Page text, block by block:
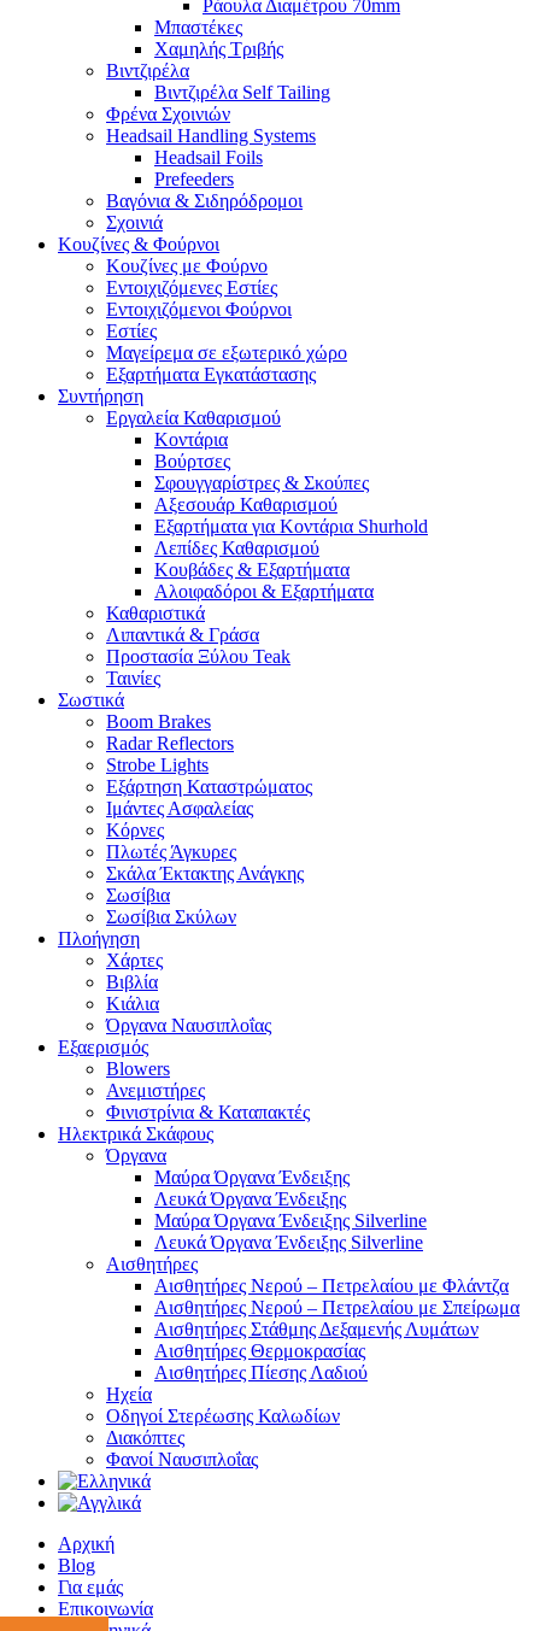
Ράουλα Διαμέτρου 70mm
Μπαστέκες
Χαμηλής Τριβής
Βιντζιρέλα
Βιντζιρέλα Self Tailing
Φρένα Σχοινιών
Headsail Handling Systems
Headsail Foils
Prefeeders
Βαγόνια & Σιδηρόδρομοι
Σχοινιά
Κουζίνες & Φούρνοι
Κουζίνες με Φούρνο
Εντοιχιζόμενες Εστίες
Εντοιχιζόμενοι Φούρνοι
Εστίες
Μαγείρεμα σε εξωτερικό χώρο
Εξαρτήματα Εγκατάστασης
Συντήρηση
Εργαλεία Καθαρισμού
Κοντάρια
Βούρτσες
Σφουγγαρίστρες & Σκούπες
Αξεσουάρ Καθαρισμού
Εξαρτήματα για Κοντάρια Shurhold
Λεπίδες Καθαρισμού
Κουβάδες & Εξαρτήματα
Αλοιφαδόροι & Εξαρτήματα
Καθαριστικά
Λιπαντικά & Γράσα
Προστασία Ξύλου Teak
Ταινίες
Σωστικά
Boom Brakes
Radar Reflectors
Strobe Lights
Εξάρτηση Καταστρώματος
Ιμάντες Ασφαλείας
Κόρνες
Πλωτές Άγκυρες
Σκάλα Έκτακτης Ανάγκης
Σωσίβια
Σωσίβια Σκύλων
Πλοήγηση
Χάρτες
Βιβλία
Κιάλια
Όργανα Ναυσιπλοΐας
Εξαερισμός
Blowers
Ανεμιστήρες
Φινιστρίνια & Καταπακτές
Ηλεκτρικά Σκάφους
Όργανα
Μαύρα Όργανα Ένδειξης
Λευκά Όργανα Ένδειξης
Μαύρα Όργανα Ένδειξης Silverline
Λευκά Όργανα Ένδειξης Silverline
Αισθητήρες
Αισθητήρες Νερού – Πετρελαίου με Φλάντζα
Αισθητήρες Νερού – Πετρελαίου με Σπείρωμα
Αισθητήρες Στάθμης Δεξαμενής Λυμάτων
Αισθητήρες Θερμοκρασίας
Αισθητήρες Πίεσης Λαδιού
Ηχεία
Οδηγοί Στερέωσης Καλωδίων
Διακόπτες
Φανοί Ναυσιπλοΐας
Αρχική
Blog
Για εμάς
Επικοινωνία